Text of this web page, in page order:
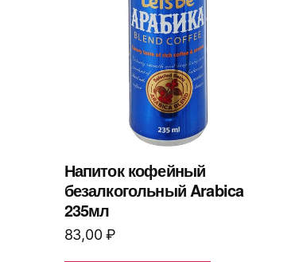
Напиток кофейный
безалкогольный Arabica
235мл
83,00₽